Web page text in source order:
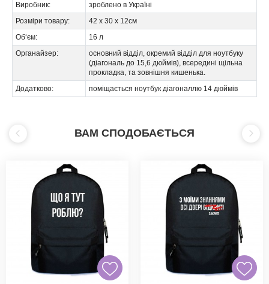
Виробник:
зроблено в Україні
Розміри товару:
42 х 30 х 12см
Об‘єм:
16 л
Органайзер:
основний відділ, окремий відділ для ноутбуку
(діагональ до 15,6 дюймів), всередині щільна
прокладка, та зовнішня кишенька.
Додатково:
поміщається ноутбук діагоналлю 14 дюймів
ВАМ СПОДОБАЄТЬСЯ
Ми зателефонуємо вам на номер: